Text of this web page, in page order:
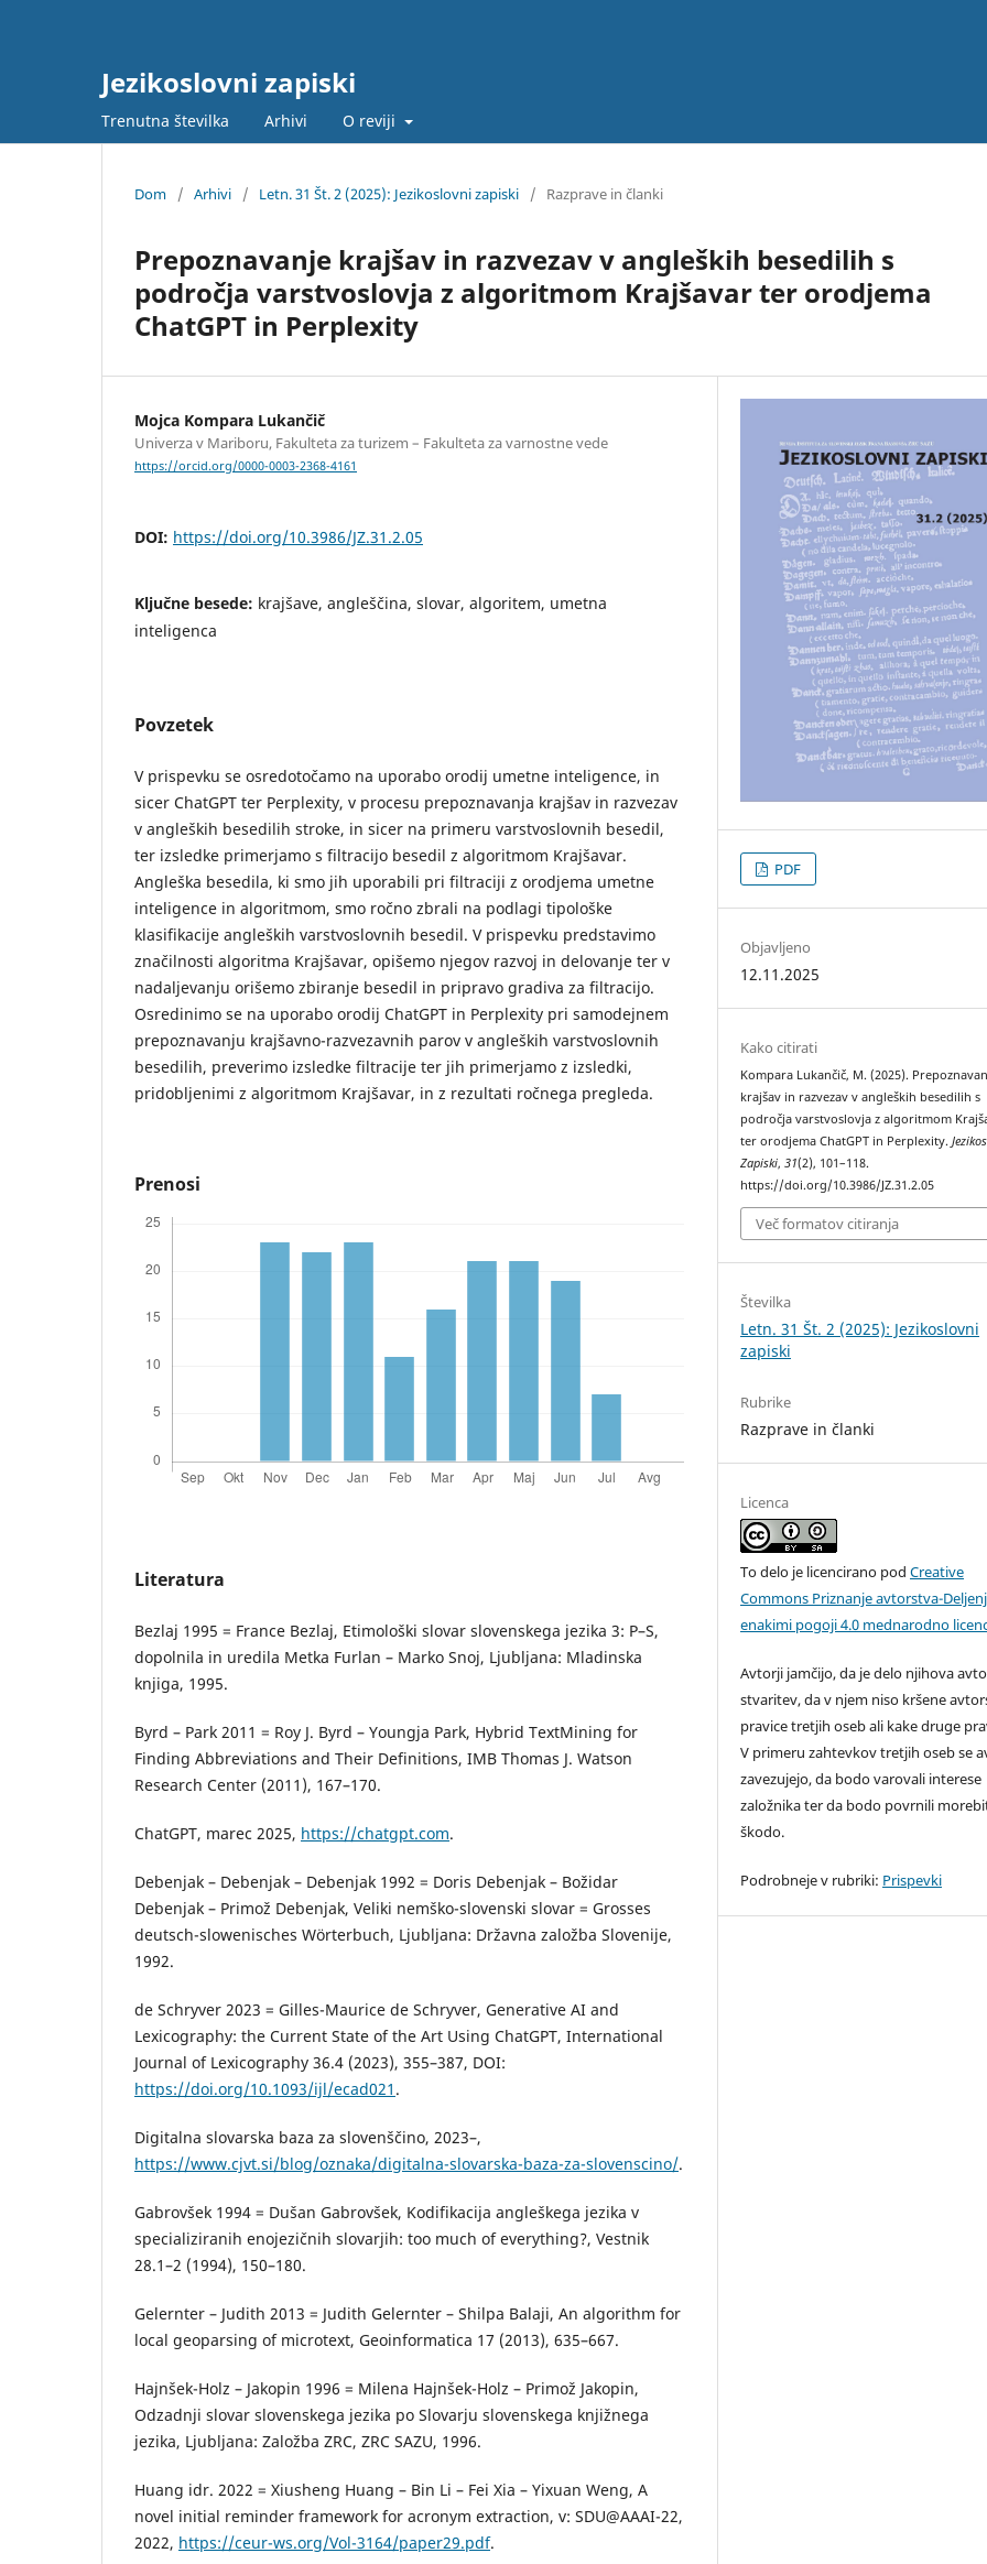
Jezikoslovni zapiski
Trenutna številka Arhivi O reviji
Dom / Arhivi / Letn. 31 Št. 2 (2025): Jezikoslovni zapiski / Razprave in članki
Prepoznavanje krajšav in razvezav v angleških besedilih s
področja varstvoslovja z algoritmom Krajšavar ter orodjema
ChatGPT in Perplexity
Mojca Kompara Lukančič
Univerza v Mariboru, Fakulteta za turizem – Fakulteta za varnostne vede
https://orcid.org/0000-0003-2368-4161
DOI: https://doi.org/10.3986/JZ.31.2.05
Ključne besede: krajšave, angleščina, slovar, algoritem, umetna
inteligenca
Povzetek
V prispevku se osredotočamo na uporabo orodij umetne inteligence, in
sicer ChatGPT ter Perplexity, v procesu prepoznavanja krajšav in razvezav
v angleških besedilih stroke, in sicer na primeru varstvoslovnih besedil,
ter izsledke primerjamo s filtracijo besedil z algoritmom Krajšavar.
Angleška besedila, ki smo jih uporabili pri filtraciji z orodjema umetne
inteligence in algoritmom, smo ročno zbrali na podlagi tipološke
klasifikacije angleških varstvoslovnih besedil. V prispevku predstavimo
značilnosti algoritma Krajšavar, opišemo njegov razvoj in delovanje ter v
nadaljevanju orišemo zbiranje besedil in pripravo gradiva za filtracijo.
Osredinimo se na uporabo orodij ChatGPT in Perplexity pri samodejnem
prepoznavanju krajšavno-razvezavnih parov v angleških varstvoslovnih
besedilih, preverimo izsledke filtracije ter jih primerjamo z izsledki,
pridobljenimi z algoritmom Krajšavar, in z rezultati ročnega pregleda.
Prenosi
Literatura
Bezlaj 1995 = France Bezlaj, Etimološki slovar slovenskega jezika 3: P–S,
dopolnila in uredila Metka Furlan – Marko Snoj, Ljubljana: Mladinska
knjiga, 1995.
Byrd – Park 2011 = Roy J. Byrd – Youngja Park, Hybrid TextMining for
Finding Abbreviations and Their Definitions, IMB Thomas J. Watson
Research Center (2011), 167–170.
ChatGPT, marec 2025, https://chatgpt.com.
Debenjak – Debenjak – Debenjak 1992 = Doris Debenjak – Božidar
Debenjak – Primož Debenjak, Veliki nemško-slovenski slovar = Grosses
deutsch-slowenisches Wörterbuch, Ljubljana: Državna založba Slovenije,
1992.
de Schryver 2023 = Gilles-Maurice de Schryver, Generative AI and
Lexicography: the Current State of the Art Using ChatGPT, International
Journal of Lexicography 36.4 (2023), 355–387, DOI:
https://doi.org/10.1093/ijl/ecad021 .
Digitalna slovarska baza za slovenščino, 2023–,
https://www.cjvt.si/blog/oznaka/digitalna-slovarska-baza-za-slovenscino/.
Gabrovšek 1994 = Dušan Gabrovšek, Kodifikacija angleškega jezika v
specializiranih enojezičnih slovarjih: too much of everything?, Vestnik
28.1–2 (1994), 150–180.
Gelernter – Judith 2013 = Judith Gelernter – Shilpa Balaji, An algorithm for
local geoparsing of microtext, Geoinformatica 17 (2013), 635–667.
Hajnšek-Holz – Jakopin 1996 = Milena Hajnšek-Holz – Primož Jakopin,
Odzadnji slovar slovenskega jezika po Slovarju slovenskega knjižnega
jezika, Ljubljana: Založba ZRC, ZRC SAZU, 1996.
Huang idr. 2022 = Xiusheng Huang – Bin Li – Fei Xia – Yixuan Weng, A
novel initial reminder framework for acronym extraction, v: SDU@AAAI-22,
2022, https://ceur-ws.org/­Vol-3164/paper29.pdf.
PDF
Objavljeno
12.11.2025
Kako citirati
Kompara Lukančič, M. (2025).
krajšav in razvezav v angleških besedilih s
področja varstvoslovja z algoritmom
ter orodjema ChatGPT in Perplexity.
Zapiski,31(2), 101–118.
https://doi.org/10.3986/JZ.31.2.05
Več formatov citiranja
Številka
Letn. 31 Št. 2 (2025): Jezikoslovni
zapiski
Rubrike
Razprave in članki
Licenca
To delo je licencirano podCreative
Commons Priznanje avtorstva-
enakimi pogoji 4.0 mednarodno
Avtorji jamčijo, da je delo njihova
stvaritev, da v njem niso kršene
pravice tretjih oseb ali kake druge
V primeru zahtevkov tretjih oseb se
zavezujejo, da bodo varovali interese
založnika ter da bodo povrnili
škodo.
Podrobneje v rubriki: Prispevki